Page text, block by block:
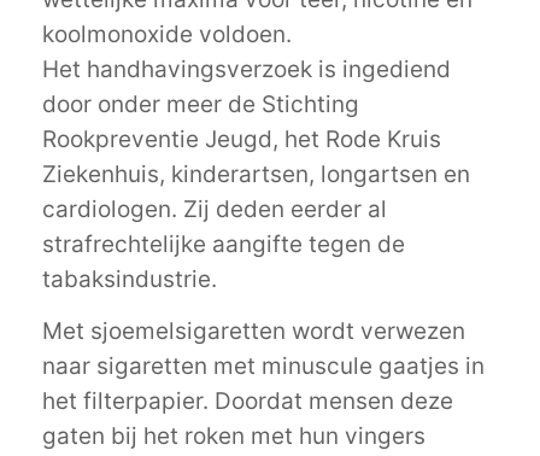
koolmonoxide voldoen.
Het handhavingsverzoek is ingediend
door onder meer de Stichting
Rookpreventie Jeugd, het Rode Kruis
Ziekenhuis, kinderartsen, longartsen en
cardiologen. Zij deden eerder al
strafrechtelijke aangifte tegen de
tabaksindustrie.
Met sjoemelsigaretten wordt verwezen
naar sigaretten met minuscule gaatjes in
het filterpapier. Doordat mensen deze
gaten bij het roken met hun vingers